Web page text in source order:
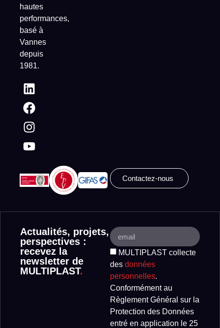
hautes
performances,
basé à
Vannes
depuis
1981.
Contactez-nous
Actualités, projets,
perspectives :
recevez la
newsletter de
MULTIPLAST.
MULTIPLAST collecte
des données
personnelles.
Conformément au
Règlement Général sur la
Protection des Données
entré en application le 25